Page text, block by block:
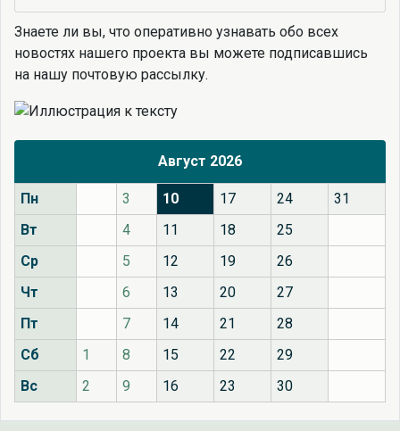
Знаете ли вы, что оперативно узнавать обо всех
новостях нашего проекта вы можете подписавшись
на нашу почтовую рассылку.
Август 2026
Пн 3 10 17 24
31
Вт
4 11 18
25
Ср
5 12 19
26
Чт
6 13 20
27
Пт
7 14 21
28
Сб
1 8 15 22
29
Вс
2 9 16 23 30